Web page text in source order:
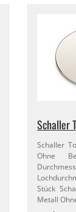
Schaller
Schaller
Ohne
Stück
Metall